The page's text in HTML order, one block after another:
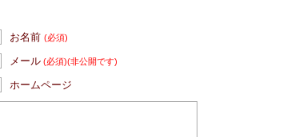
お名前(必須)
メール (必須)(非公開です)
ホームページ